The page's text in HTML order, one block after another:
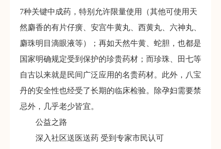
7种关键中成药，特别允许限量使用（其他可使用天
然麝香的有片仔癀、安宫牛黄丸、西黄丸、六神丸、
麝珠明目滴眼液等）；再如天然牛黄、蛇胆，也都是
国家明确规定受到保护的珍贵药材；而珍珠、田七等
自古以来就是民间广泛应用的名贵药材。此外，八宝
丹的安全性也经受了长期的临床检验。除孕妇需要禁
忌外，几乎老少皆宜。
公益之路
深入社区送医送药 受到专家市民认可